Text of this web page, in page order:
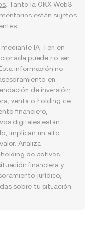
. Tanto la OKX Web3
están sujetos
IA. Ten en
puede no ser
información no
en
de inversión;
venta o holding de
financiero,
digitales están
implican un alto
Analiza
de activos
financiera y
jurídico,
sobre tu situación